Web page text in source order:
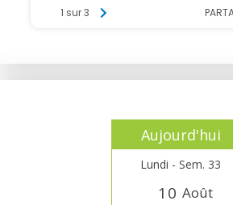
Aujourd'hui
Lundi - Sem. 33
1 0 Août